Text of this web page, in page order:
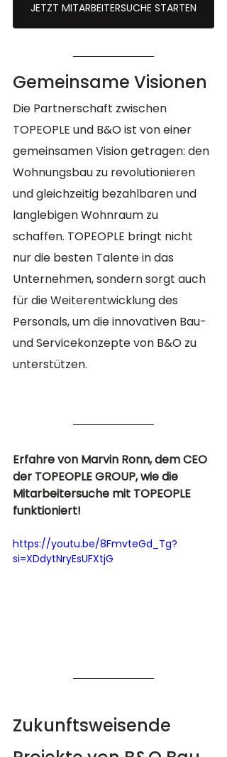
JETZT MITARBEITERSUCHE STARTEN
Gemeinsame Visionen
Die Partnerschaft zwischen
TOPEOPLE und B&O ist von einer
gemeinsamen Vision getragen: den
Wohnungsbau zu revolutionieren
und gleichzeitig bezahlbaren und
langlebigen Wohnraum zu
schaffen. TOPEOPLE bringt nicht
nur die besten Talente in das
Unternehmen, sondern sorgt auch
für die Weiterentwicklung des
Personals, um die innovativen Bau-
und Servicekonzepte von B&O zu
unterstützen.
Erfahre von Marvin Ronn, dem CEO
der TOPEOPLE GROUP, wie die
Mitarbeitersuche mit TOPEOPLE
funktioniert!
https://youtu.be/8FmvteGd_Tg?
si=XDdytNryEsUFXtjG
Zukunftsweisende